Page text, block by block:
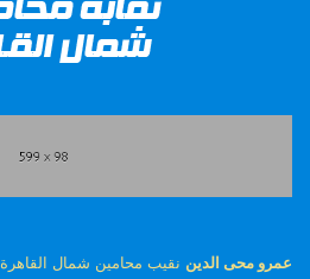
عمرو محى الدين نقيب محامين شمال القاهرة